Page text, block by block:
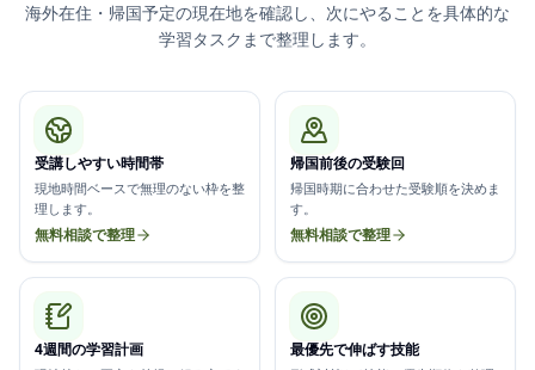
海外在住・帰国予定の現在地を確認し、次にやることを具体的な
学習タスクまで整理します。
受講しやすい時間帯
現地時間ベースで無理のない枠を整
理します。
無料相談で整理
帰国前後の受験回
帰国時期に合わせた受験順を決めま
す。
無料相談で整理
4週間の学習計画 最優先で伸ばす技能